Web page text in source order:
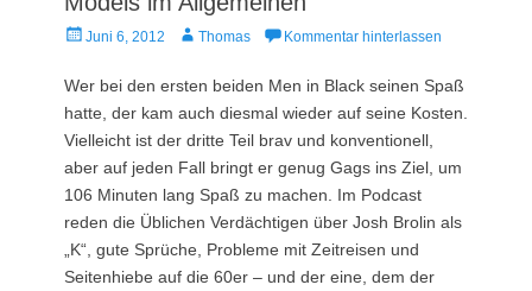
Veröffentlicht
Juni 6, 2012 AutorThomas Kommentar hinterlassen
Wer bei den ersten beiden Men in Black seinen Spaß
hatte, der kam auch diesmal wieder auf seine Kosten.
Vielleicht ist der dritte Teil brav und konventionell,
aber auf jeden Fall bringt er genug Gags ins Ziel, um
106 Minuten lang Spaß zu machen. Im Podcast
reden die Üblichen Verdächtigen über Josh Brolin als
„K“, gute Sprüche, Probleme mit Zeitreisen und
Seitenhiebe auf die 60er – und der eine, dem der